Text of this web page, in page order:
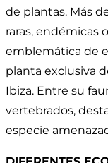
de plantas. Más
raras, endémicas
emblemática de
planta exclusiva
Ibiza. Entre su
vertebrados,
especie